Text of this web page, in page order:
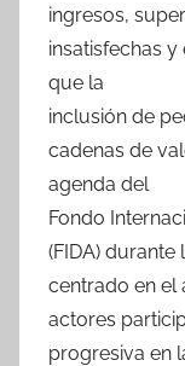
ingresos,
insatisfechas
que la
inclusión de
cadenas de
agenda del
Fondo
(FIDA) durante
centrado en el
actores
progresiva en